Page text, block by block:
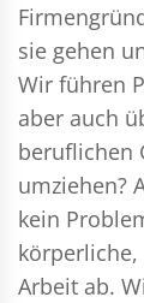
sie gehen
Wir führen
aber auch
beruflichen
umziehen?
kein
Arbeit ab.